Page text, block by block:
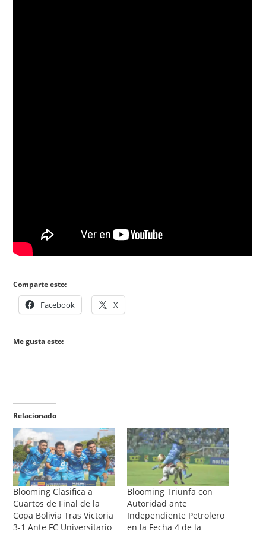
Comparte esto:
Facebook X
Me gusta esto:
Relacionado
Blooming Clasifica a
Cuartos de Final de la
Copa Bolivia Tras Victoria
3-1 Ante FC Universitario
Blooming Triunfa con
Autoridad ante
Independiente Petrolero
en la Fecha 4 de la